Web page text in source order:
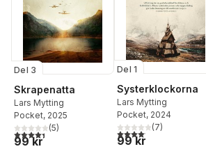
Del 3
Skrapenatta
Lars Mytting
Pocket, 2025
4,4utav 5 stjärnor. Totalt antal röster:
(5)
99 kr
Del 1
Systerklockorna
Lars Mytting
Pocket, 2024
4,1utav 5 stjärnor.
(7)
99 kr